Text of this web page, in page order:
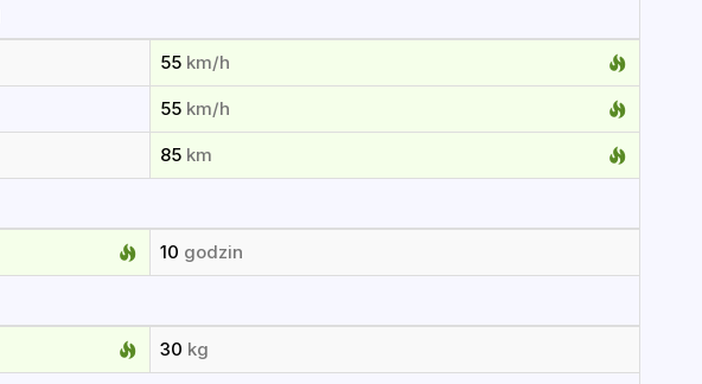
55 km/h
55 km/h
85 km
10 godzin
30 kg